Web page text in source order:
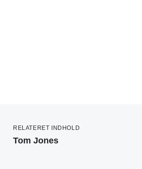
RELATERET INDHOLD
Tom Jones